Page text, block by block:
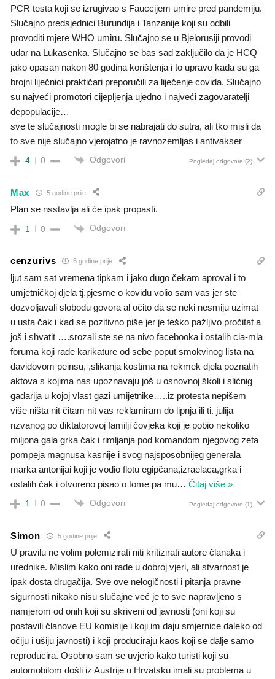
PCR testa koji se izrugivao s Fauccijem umire pred pandemiju.
Slučajno predsjednici Burundija i Tanzanije koji su odbili
provoditi mjere WHO umiru. Slučajno se u Bjelorusiji provodi
udar na Lukasenka. Slučajno se bas sad zaključilo da je HCQ
jako opasan nakon 80 godina korištenja i to upravo kada su ga
brojni liječnici praktičari preporučili za liječenje covida. Slučajno
su najveći promotori cijepljenja ujedno i najveći zagovaratelji
depopulacije…
sve te slučajnosti mogle bi se nabrajati do sutra, ali tko misli da
to sve nije slučajno vjerojatno je ravnozemljas i antivakser
4 0 Odgovori Pogledaj odgovore (2)
Max 5 godine prije
Plan se nsstavlja ali će ipak propasti.
1 0 Odgovori
cenzurivs 5 godine prije
ljut sam sat vremena tipkam i jako dugo čekam aproval i to
umjetničkoj djela tj.pjesme o kovidu volio sam vas jer ste
dozvoljavali slobodu govora al očito da se neki nesmiju uzimat
u usta čak i kad se pozitivno piše jer je teško pažljivo pročitat a
još i shvatit ….srozali ste se na nivo facebooka i ostalih cia-mia
foruma koji rade karikature od sebe poput smokvinog lista na
davidovom peinsu, ,slikanja kostima na rekmek djela poznatih
aktova s kojima nas upoznavaju još u osnovnoj školi i slićnig
gadarija u kojoj vlast gazi umijetnike…..iz protesta nepišem
više ništa nit čitam nit vas reklamiram do lipnja ili ti. julija
nzvanog po diktatorovoj familji čovjeka koji je pobio nekoliko
miljona gala grka čak i rimljanja pod komandom njegovog zeta
pompeja magnusa kasnije i svog najsposobnijeg generala
marka antonijai koji je vodio flotu egipčana,izraelaca,grka i
ostalih čak i otvoreno pisao o tome pa mu… Čitaj više »
1 0 Odgovori Pogledaj odgovore (1)
Simon 5 godine prije
U pravilu ne volim polemizirati niti kritizirati autore članaka i
urednike. Mislim kako oni rade u dobroj vjeri, ali stvarnost je
ipak dosta drugačija. Sve ove nelogičnosti i pitanja pravne
sigurnosti nikako nisu slučajne već je to sve napravljeno s
namjerom od onih koji su skriveni od javnosti (oni koji su
postavili članove EU komisije i koji im daju smjernice daleko od
očiju i ušiju javnosti) i koji produciraju kaos koji se dalje samo
reproducira. Osobno sam se uvjerio kako turisti koji su
automobilom došli iz Austrije u Hrvatsku imali su problema u